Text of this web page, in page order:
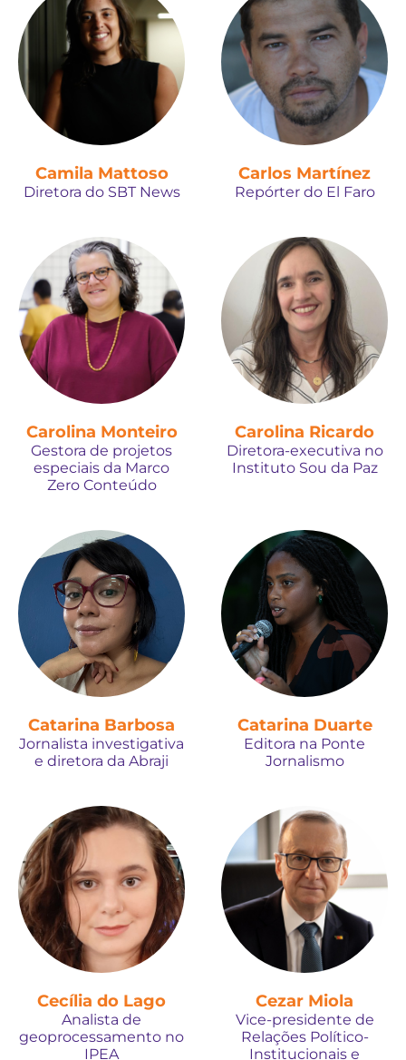
Camila Mattoso
Diretora do SBT News
Carlos Martínez
Repórter do El Faro
Carolina Monteiro
Gestora de projetos
especiais da Marco
Zero Conteúdo
Carolina Ricardo
Diretora-executiva no
Instituto Sou da Paz
Catarina Barbosa
Jornalista investigativa
e diretora da Abraji
Catarina Duarte
Editora na Ponte
Jornalismo
Cecília do Lago
Analista de
geoprocessamento no
IPEA
Cezar Miola
Vice-presidente de
Relações Político-
Institucionais e